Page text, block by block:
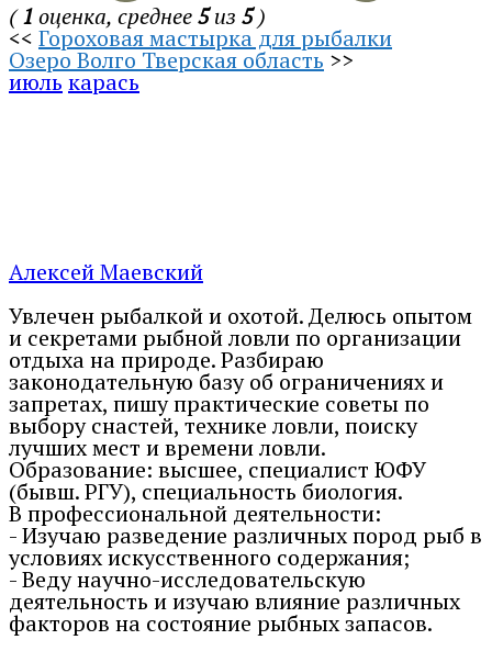
(1оценка, среднее5из 5)
<< Гороховая мастырка для рыбалки
Озеро Волго Тверская область >>
июль карась
Алексей Маевский
Увлечен рыбалкой и охотой. Делюсь опытом
и секретами рыбной ловли по организации
отдыха на природе. Разбираю
законодательную базу об ограничениях и
запретах, пишу практические советы по
выбору снастей, технике ловли, поиску
лучших мест и времени ловли.
Образование: высшее, специалист ЮФУ
(бывш. РГУ), специальность биология.
В профессиональной деятельности:
- Изучаю разведение различных пород рыб в
условиях искусственного содержания;
- Веду научно-исследовательскую
деятельность и изучаю влияние различных
факторов на состояние рыбных запасов.